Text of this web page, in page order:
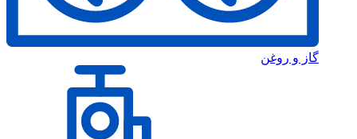
گاز و روغن